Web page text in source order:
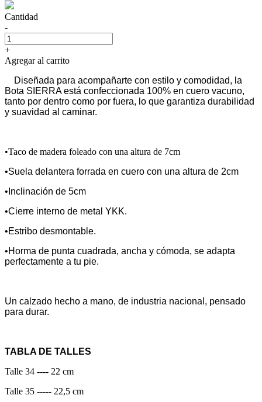
Cantidad
-
+
Agregar al carrito
Diseñada para acompañarte con estilo y comodidad, la
Bota SIERRA está confeccionada 100% en cuero vacuno,
tanto por dentro como por fuera, lo que garantiza durabilidad
y suavidad al caminar.
•Taco de madera foleado con una altura de 7cm
•Suela delantera forrada en cuero con una altura de 2cm
•Inclinación de 5cm
•Cierre interno de metal YKK.
•Estribo desmontable.
•Horma de punta cuadrada, ancha y cómoda, se adapta
perfectamente a tu pie.
Un calzado hecho a mano, de industria nacional, pensado
para durar.
TABLA DE TALLES
Talle 34 ---- 22 cm
Talle 35 ----- 22,5 cm